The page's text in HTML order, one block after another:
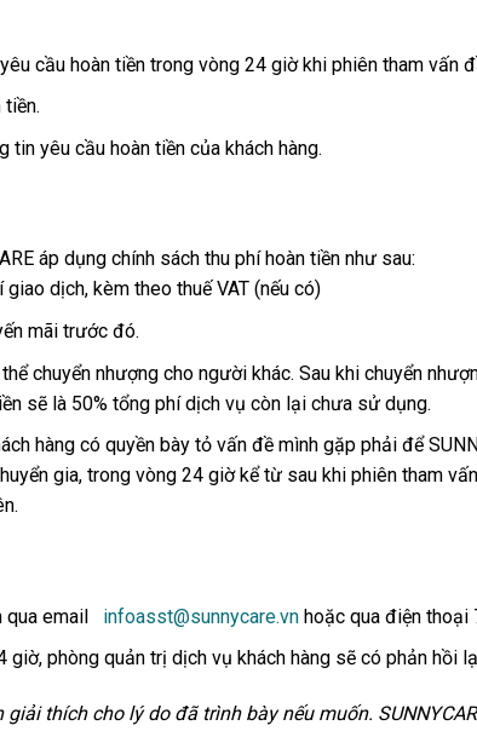
cầu hoàn tiền trong vòng 24 giờ khi phiên tham vấn
tiền.
yêu cầu hoàn tiền của khách hàng.
áp dụng chính sách thu phí hoàn tiền như sau:
giao dịch, kèm theo thuế VAT (nếu có)
mãi trước đó.
thể chuyển nhượng cho người khác. Sau khi chuyển
sẽ là 50% tổng phí dịch vụ còn lại chưa sử dụng.
hàng có quyền bày tỏ vấn đề mình gặp phải để
gia, trong vòng 24 giờ kể từ sau khi phiên tham
qua email infoasst@sunnycare.vn hoặc qua điện thoại
phòng quản trị dịch vụ khách hàng sẽ có phản hồi
thích cho lý do đã trình bày nếu muốn.